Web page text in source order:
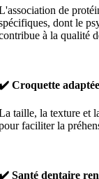
de
dont le
à la qualité
Croquette
taille, la texture et
faciliter la
Santé dentaire